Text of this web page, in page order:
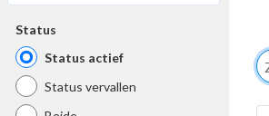
Status
Status actief
Status vervallen